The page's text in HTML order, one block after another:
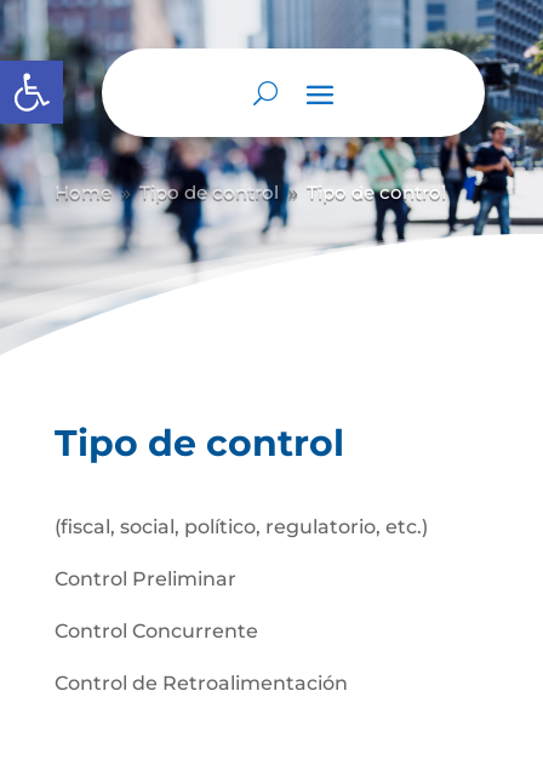
Abrir barra de herramientas
Home 9 Tipo de control 9 Tipo de control
Tipo de control
(fiscal, social, político, regulatorio, etc.)
Control Preliminar
Control Concurrente
Control de Retroalimentación